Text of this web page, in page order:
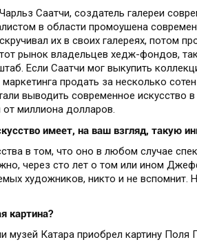
Саатчи, создатель галереи
в области промоушена
их в своих галереях, потом
рынок владельцев хедж-фондов,
Если Саатчи мог выкупить
продать за несколько
выводить современное искусство
от миллиона долларов.
имеет, на ваш взгляд, такую
в том, что оно в любом случае
через сто лет о том или ином
художников, никто и не вспомнит.
картина?
Катара приобрел картину Поля